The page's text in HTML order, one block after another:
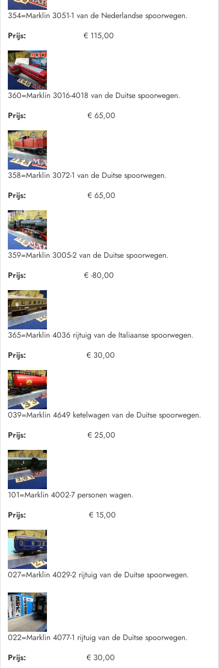
354=Marklin 3051-1 van de Nederlandse spoorwegen.
Prijs:
€ 115,00
360=Marklin 3016-4018 van de Duitse spoorwegen.
Prijs:
€ 65,00
358=Marklin 3072-1 van de Duitse spoorwegen.
Prijs:
€ 65,00
359=Marklin 3005-2 van de Duitse spoorwegen.
Prijs:
€ -80,00
365=Marklin 4036 rijtuig van de Italiaanse spoorwegen.
Prijs:
€ 30,00
039=Marklin 4649 ketelwagen van de Duitse spoorwegen.
Prijs:
€ 25,00
101=Marklin 4002-7 personen wagen.
Prijs:
€ 15,00
027=Marklin 4029-2 rijtuig van de Duitse spoorwegen.
022=Marklin 4077-1 rijtuig van de Duitse spoorwegen.
Prijs:
€ 30,00